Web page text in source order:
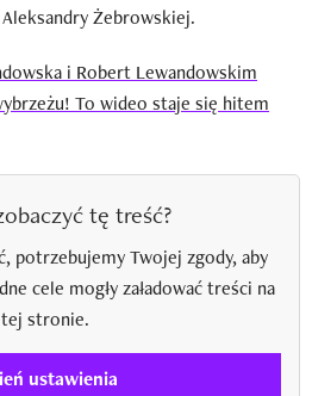
Żebrowskiej.
i Robert Lewandowskim
To wideo staje się hitem
tę treść?
potrzebujemy Twojej zgody, aby
cele mogły załadować treści na
tej stronie.
ustawienia